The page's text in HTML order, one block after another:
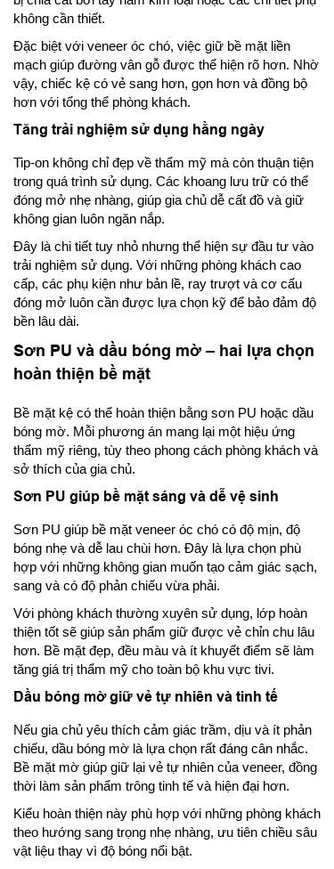
không cần thiết.
Đặc biệt với veneer óc chó, việc giữ bề mặt liền
mạch giúp đường vân gỗ được thể hiện rõ hơn. Nhờ
vậy, chiếc kệ có vẻ sang hơn, gọn hơn và đồng bộ
hơn với tổng thể phòng khách.
Tăng trải nghiệm sử dụng hằng ngày
Tip-on không chỉ đẹp về thẩm mỹ mà còn thuận tiện
trong quá trình sử dụng. Các khoang lưu trữ có thể
đóng mở nhẹ nhàng, giúp gia chủ dễ cất đồ và giữ
không gian luôn ngăn nắp.
Đây là chi tiết tuy nhỏ nhưng thể hiện sự đầu tư vào
trải nghiệm sử dụng. Với những phòng khách cao
cấp, các phụ kiện như bản lề, ray trượt và cơ cấu
đóng mở luôn cần được lựa chọn kỹ để bảo đảm độ
bền lâu dài.
Sơn PU và dầu bóng mờ – hai lựa chọn
hoàn thiện bề mặt
Bề mặt kệ có thể hoàn thiện bằng sơn PU hoặc dầu
bóng mờ. Mỗi phương án mang lại một hiệu ứng
thẩm mỹ riêng, tùy theo phong cách phòng khách và
sở thích của gia chủ.
Sơn PU giúp bề mặt sáng và dễ vệ sinh
Sơn PU giúp bề mặt veneer óc chó có độ mịn, độ
bóng nhẹ và dễ lau chùi hơn. Đây là lựa chọn phù
hợp với những không gian muốn tạo cảm giác sạch,
sang và có độ phản chiếu vừa phải.
Với phòng khách thường xuyên sử dụng, lớp hoàn
thiện tốt sẽ giúp sản phẩm giữ được vẻ chỉn chu lâu
hơn. Bề mặt đẹp, đều màu và ít khuyết điểm sẽ làm
tăng giá trị thẩm mỹ cho toàn bộ khu vực tivi.
Dầu bóng mờ giữ vẻ tự nhiên và tinh tế
Nếu gia chủ yêu thích cảm giác trầm, dịu và ít phản
chiếu, dầu bóng mờ là lựa chọn rất đáng cân nhắc.
Bề mặt mờ giúp giữ lại vẻ tự nhiên của veneer, đồng
thời làm sản phẩm trông tinh tế và hiện đại hơn.
Kiểu hoàn thiện này phù hợp với những phòng khách
theo hướng sang trọng nhẹ nhàng, ưu tiên chiều sâu
vật liệu thay vì độ bóng nổi bật.